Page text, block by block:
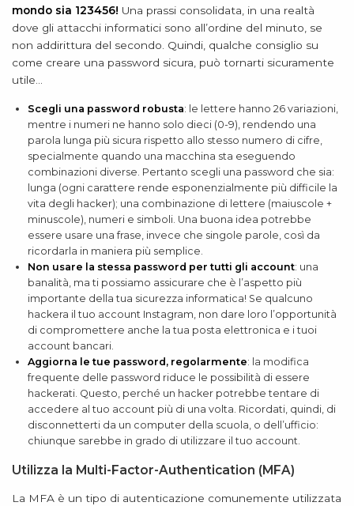
mondo sia 123456! Una prassi consolidata, in una realtà
dove gli attacchi informatici sono all’ordine del minuto, se
non addirittura del secondo. Quindi, qualche consiglio su
come creare una password sicura, può tornarti sicuramente
utile…
Scegli una password robusta: le lettere hanno 26 variazioni,
mentre i numeri ne hanno solo dieci (0-9), rendendo una
parola lunga più sicura rispetto allo stesso numero di cifre,
specialmente quando una macchina sta eseguendo
combinazioni diverse. Pertanto scegli una password che sia:
lunga (ogni carattere rende esponenzialmente più difficile la
vita degli hacker); una combinazione di lettere (maiuscole +
minuscole), numeri e simboli. Una buona idea potrebbe
essere usare una frase, invece che singole parole, così da
ricordarla in maniera più semplice.
Non usare la stessa password per tutti gli account: una
banalità, ma ti possiamo assicurare che è l’aspetto più
importante della tua sicurezza informatica! Se qualcuno
hackera il tuo account Instagram, non dare loro l’opportunità
di compromettere anche la tua posta elettronica e i tuoi
account bancari.
Aggiorna le tue password, regolarmente: la modifica
frequente delle password riduce le possibilità di essere
hackerati. Questo, perché un hacker potrebbe tentare di
accedere al tuo account più di una volta. Ricordati, quindi, di
disconnetterti da un computer della scuola, o dell’ufficio:
chiunque sarebbe in grado di utilizzare il tuo account.
Utilizza la Multi-Factor-Authentication (MFA)
La MFA è un tipo di autenticazione comunemente utilizzata